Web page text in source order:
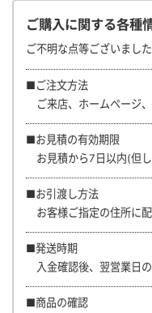
ご購入に関する各種
ご不明な点等ございまし
■ご注文方法
ご来店、ホームページ
■お見積の有効期限
お見積から7日以内(但
■お引渡し方法
お客様ご指定の住所に
■発送時期
入金確認後、翌営業日
■商品の確認